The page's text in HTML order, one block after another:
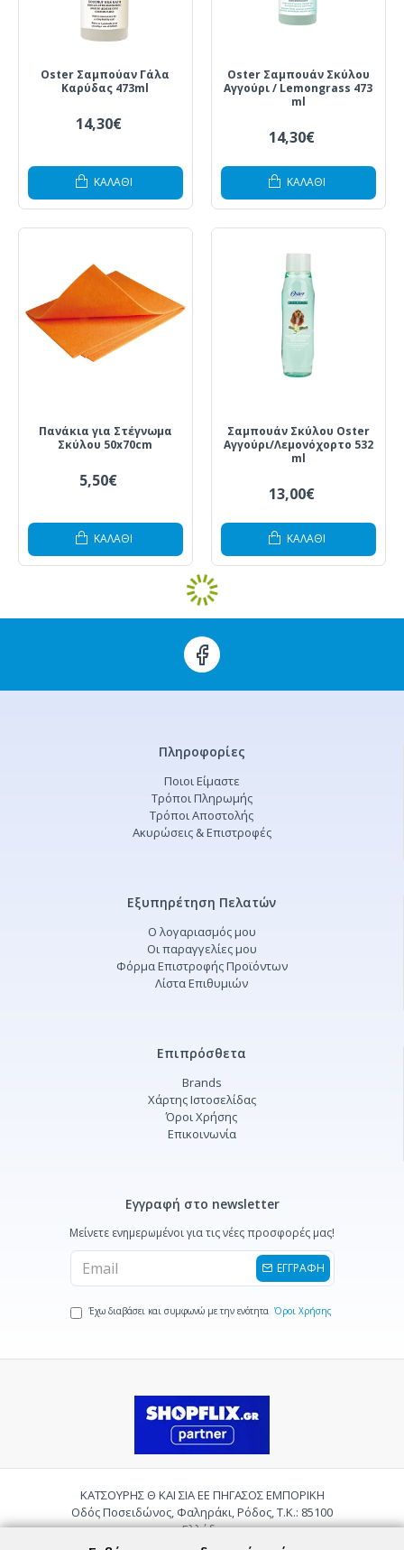
Oster Σαμπούαν Γάλα
Καρύδας 473ml
14,30€
ΚΑΛΆΘΙ
Oster Σαμπουάν Σκύλου
Αγγούρι / Lemongrass 473
ml
14,30€
ΚΑΛΆΘΙ
Πανάκια για Στέγνωμα
Σκύλου 50x70cm
5,50€
ΚΑΛΆΘΙ
Σαμπουάν Σκύλου Oster
Αγγούρι/Λεμονόχορτο 532
ml
13,00€
ΚΑΛΆΘΙ
Πληροφορίες
Ποιοι Είμαστε
Τρόποι Πληρωμής
Τρόποι Αποστολής
Ακυρώσεις & Επιστροφές
Εξυπηρέτηση Πελατών
Ο λογαριασμός μου
Οι παραγγελίες μου
Φόρμα Επιστροφής Προϊόντων
Λίστα Επιθυμιών
Επιπρόσθετα
Brands
Χάρτης Ιστοσελίδας
Όροι Χρήσης
Επικοινωνία
Εγγραφή στο newsletter
Μείνετε ενημερωμένοι για τις νέες προσφορές μας!
ΕΓΓΡΑΦΗ
Έχω διαβάσει και συμφωνώ με την ενότητα Όροι Χρήσης
ΚΑΤΣΟΥΡΗΣ Θ ΚΑΙ ΣΙΑ ΕΕ ΠΗΓΑΣΟΣ ΕΜΠΟΡΙΚΗ
Οδός Ποσειδώνος, Φαληράκι, Ρόδος, Τ.Κ.: 85100
Ελλάδα
2241085059